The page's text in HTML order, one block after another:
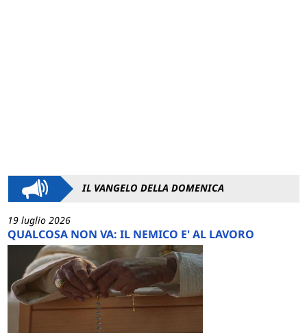
IL VANGELO DELLA DOMENICA
19 luglio 2026
QUALCOSA NON VA: IL NEMICO E' AL LAVORO